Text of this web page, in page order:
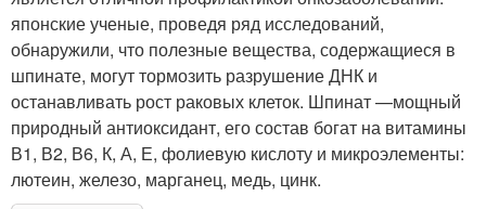
японские ученые, проведя ряд исследований,
обнаружили, что полезные вещества, содержащиеся в
шпинате, могут тормозить разрушение ДНК и
останавливать рост раковых клеток. Шпинат —мощный
природный антиоксидант, его состав богат на витамины
В1, В2, В6, К, А, Е, фолиевую кислоту и микроэлементы:
лютеин, железо, марганец, медь, цинк.